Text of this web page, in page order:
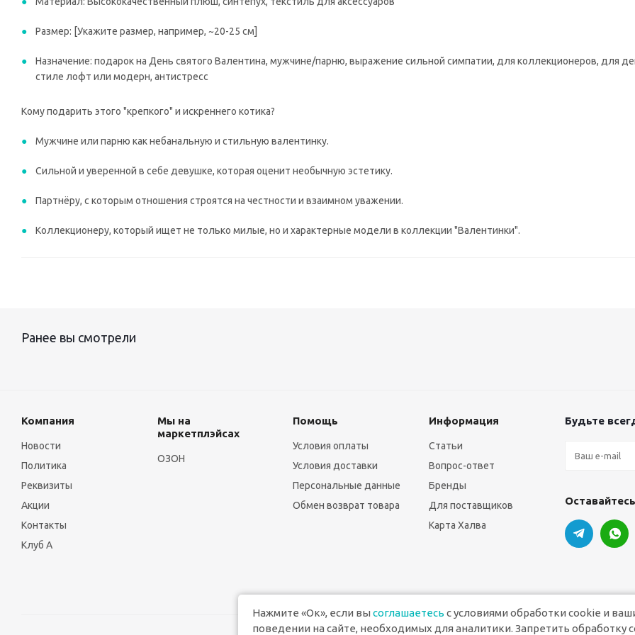
Размер: [Укажите размер, например, ~20-25 см]
Назначение: подарок на День святого Валентина, мужчине/парню, выражение сильной симпатии, для коллекционеров, для
стиле лофт или модерн, антистресс
Кому подарить этого "крепкого" и искреннего котика?
Мужчине или парню как небанальную и стильную валентинку.
Сильной и уверенной в себе девушке, которая оценит необычную эстетику.
Партнёру, с которым отношения строятся на честности и взаимном уважении.
Коллекционеру, который ищет не только милые, но и характерные модели в коллекции "Валентинки".
Ранее вы смотрели
Компания
Новости
Политика
Реквизиты
Акции
Контакты
Клуб А
Мы на
маркетплэйсах
ОЗОН
Помощь
Условия оплаты
Условия доставки
Персональные данные
Обмен возврат товара
Информация
Статьи
Вопрос-ответ
Бренды
Для поставщиков
Карта Халва
Будьте
Нажмите «Ок», если вы соглашаетесь с условиями обработки cookie и
поведении на сайте, необходимых для аналитики. Запретить обработку